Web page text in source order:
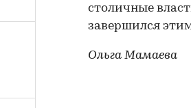
столичные
завершился
Ольга Мамаева